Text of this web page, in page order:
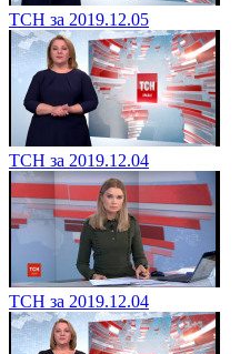
ТСН за 2019.12.05
ТСН за 2019.12.04
ТСН за 2019.12.04